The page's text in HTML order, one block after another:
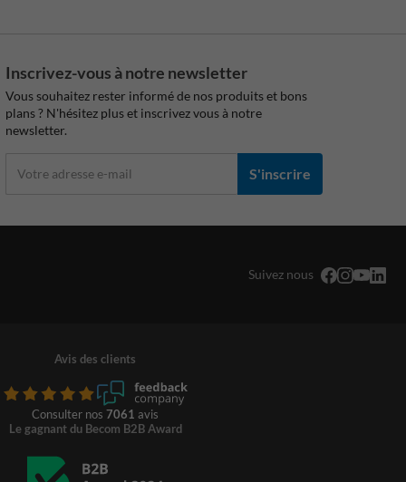
Inscrivez-vous à notre newsletter
Vous souhaitez rester informé de nos produits et bons
plans ? N'hésitez plus et inscrivez vous à notre
newsletter.
S'inscrire
Suivez nous
Avis des clients
Consulter nos 7061 avis
Le gagnant du Becom B2B Award